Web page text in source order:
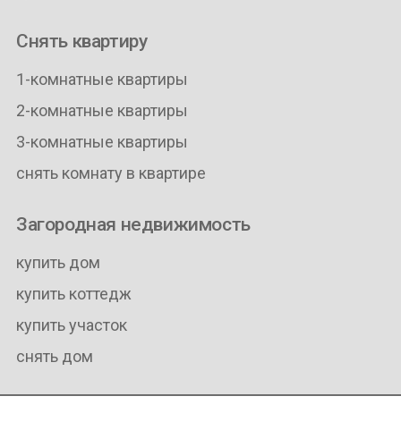
Снять квартиру
1-комнатные квартиры
2-комнатные квартиры
3-комнатные квартиры
снять комнату в квартире
Загородная недвижимость
купить дом
купить коттедж
купить участок
снять дом